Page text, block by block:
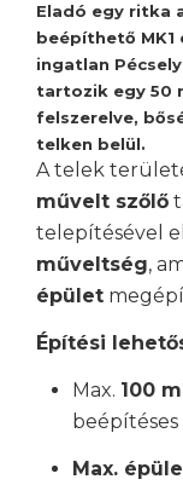
Eladó egy ritka
beépíthető
ingatlan
tartozik egy 50
felszerelve,
telken belül.
A telek
művelt szőlő
telepítésével
műveltség,
épület
Építési
Max. 100
Max.